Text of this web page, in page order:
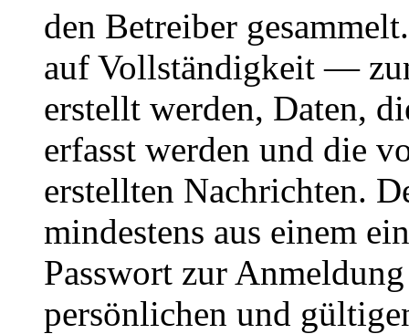
den Betreiber
auf Vollständigkeit —
erstellt werden, Daten,
erfasst werden und die
erstellten Nachrichten.
mindestens aus einem
Passwort zur
persönlichen und